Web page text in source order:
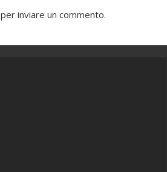
per inviare un commento.